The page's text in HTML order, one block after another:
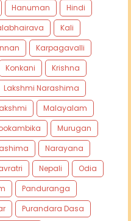
Hanuman
Hindi
Kali
Karpagavalli
Konkani
Krishna
Lakshmi Narashima
Malayalam
Murugan
Narayana
Nepali
Odia
Panduranga
Purandara Dasa